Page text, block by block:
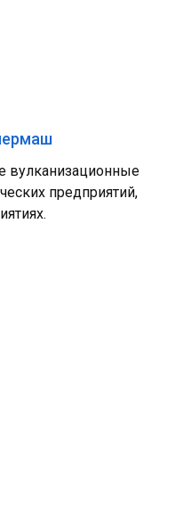
вулканизационные
предприятий,